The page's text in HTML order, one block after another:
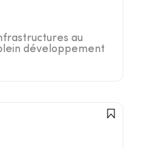
au
développement